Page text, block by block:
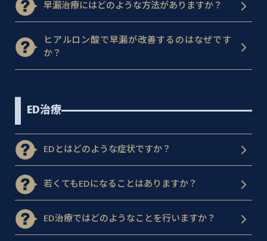
早漏治療にはどのような方法がありますか？
ヒアルロン酸で早漏が改善するのはなぜです
か？
ED治療
EDとはどのような症状ですか？
若くてもEDになることはありますか？
ED治療ではどのようなことを行いますか？